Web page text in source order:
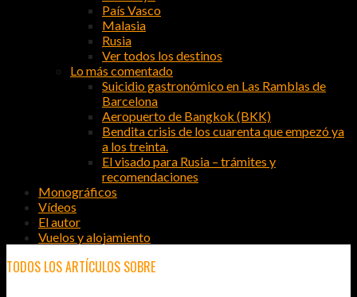
País Vasco
Malasia
Rusia
Ver todos los destinos
Lo más comentado
Suicidio gastronómico en Las Ramblas de
Barcelona
Aeropuerto de Bangkok (BKK)
Bendita crisis de los cuarenta que empezó ya
a los treinta.
El visado para Rusia – trámites y
recomendaciones
Monográficos
Vídeos
El autor
Vuelos y alojamiento
TODOS LOS ARTÍCULOS SOBRE